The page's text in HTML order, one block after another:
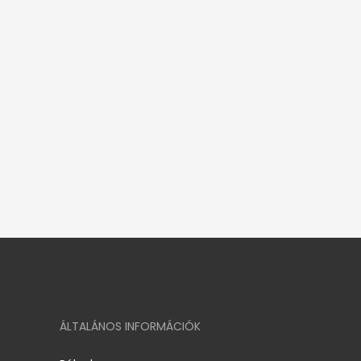
ÁLTALÁNOS INFORMÁCIÓK